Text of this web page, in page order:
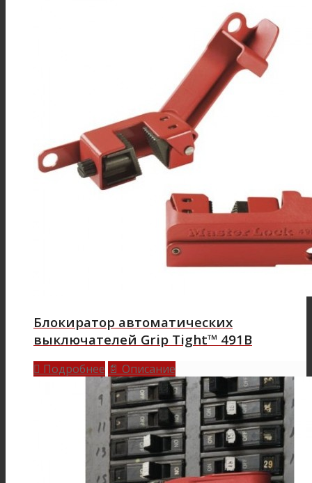
Блокиратор автоматических
выключателей Grip Tight™ 491B
 Подробнее 📄 Описание